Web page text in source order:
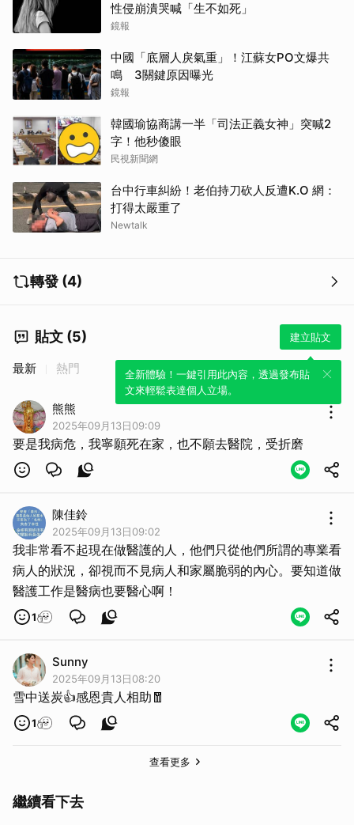
性侵崩潰哭喊「生不如死」
鏡報
中國「底層人戾氣重」！江蘇女PO文爆共
鳴 3關鍵原因曝光
鏡報
韓國瑜協商講一半「司法正義女神」突喊2
字！他秒傻眼
民視新聞網
台中行車糾紛！老伯持刀砍人反遭K.O 網：
打得太嚴重了
Newtalk
轉發 (4)
貼文 (5) 建立貼文
全新體驗！一鍵引用此內容，透過發布貼
文來輕鬆表達個人立場。
最新 熱門
熊熊
2025年09月13日09:09
要是我病危，我寧願死在家，也不願去醫院，受折磨
陳佳鈴
2025年09月13日09:02
我非常看不起現在做醫護的人，他們只從他們所謂的專業看
病人的狀況，卻視而不見病人和家屬脆弱的內心。要知道做
醫護工作是醫病也要醫心啊！
1
Sunny
2025年09月13日08:20
雪中送炭👍感恩貴人相助🧧
1
查看更多
繼續看下去